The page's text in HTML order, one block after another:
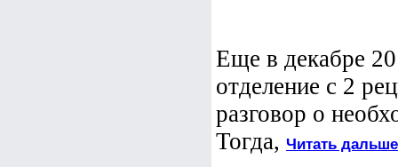
Еще в декабре
отделение с 2
разговор о
Тогда, Читать